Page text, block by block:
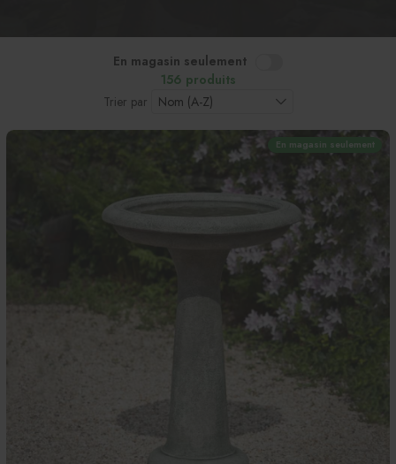
En magasin seulement
156 produits
Trier par
En magasin seulement